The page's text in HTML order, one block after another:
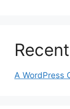
A WordPress